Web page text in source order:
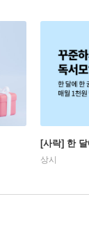
[사락] 한
상시